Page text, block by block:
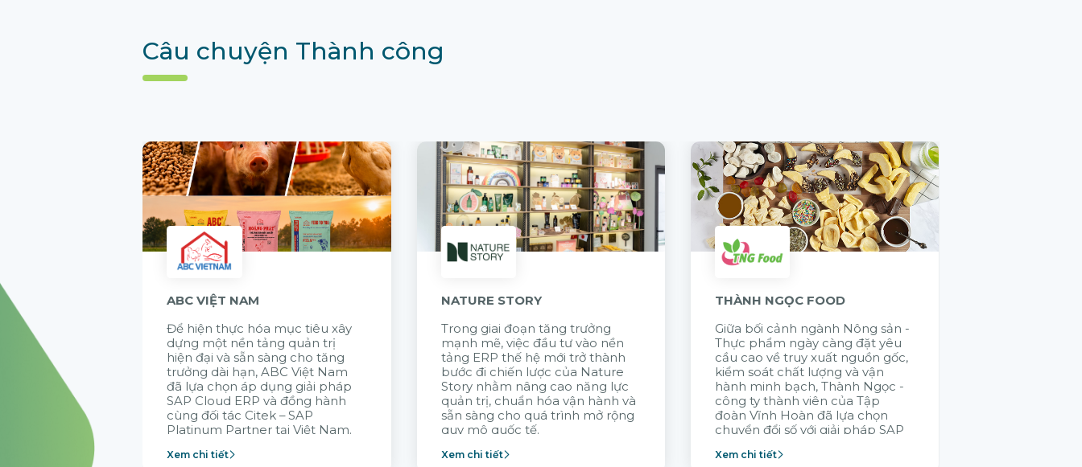
Câu chuyện Thành công
ABC VIỆT NAM
Để hiện thực hóa mục tiêu xây
dựng một nền tảng quản trị
hiện đại và sẵn sàng cho tăng
trưởng dài hạn, ABC Việt Nam
đã lựa chọn áp dụng giải pháp
SAP Cloud ERP và đồng hành
cùng đối tác Citek – SAP
Platinum Partner tại Việt Nam.
Xem chi tiết
NATURE STORY
Trong giai đoạn tăng trưởng
mạnh mẽ, việc đầu tư vào nền
tảng ERP thế hệ mới trở thành
bước đi chiến lược của Nature
Story nhằm nâng cao năng lực
quản trị, chuẩn hóa vận hành và
sẵn sàng cho quá trình mở rộng
quy mô quốc tế.
Xem chi tiết
THÀNH NGỌC FOOD
Giữa bối cảnh ngành Nông sản -
Thực phẩm ngày càng đặt yêu
cầu cao về truy xuất nguồn gốc,
kiểm soát chất lượng và vận
hành minh bạch, Thành Ngọc -
công ty thành viên của Tập
đoàn Vĩnh Hoàn đã lựa chọn
chuyển đổi số với giải pháp SAP
năng lực vận hành bền vững.
Xem chi tiết